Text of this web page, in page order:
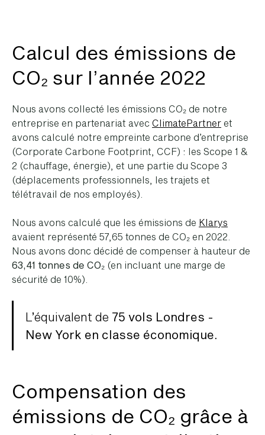
Calcul des émissions de
CO₂ sur l’année 2022
Nous avons collecté les émissions CO₂ de notre
entreprise en partenariat avec ClimatePartner et
avons calculé notre empreinte carbone d’entreprise
(Corporate Carbone Footprint, CCF) : les Scope 1 &
2 (chauffage, énergie), et une partie du Scope 3
(déplacements professionnels, les trajets et
télétravail de nos employés).
Nous avons calculé que les émissions de Klarys
avaient représenté 57,65 tonnes de CO₂ en 2022.
Nous avons donc décidé de compenser à hauteur de
63,41 tonnes de CO₂ (en incluant une marge de
sécurité de 10%).
L’équivalent de 75 vols Londres -
New York en classe économique.
Compensation des
émissions de CO₂ grâce à